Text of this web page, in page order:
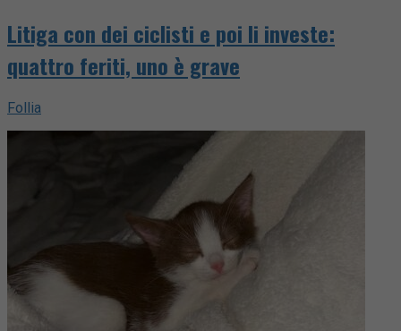
Litiga con dei ciclisti e poi li investe:
quattro feriti, uno è grave
Follia